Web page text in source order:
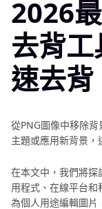
背
具
推
薦
工
具
動
將
照
2026
去背
速去背
從PNG圖像中移除
主題或應用新背景，
在本文中，我們將探
用程式、在線平台
為個人用途編輯圖片